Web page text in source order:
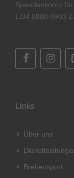
Spendenkonto
LI34 0880 0903
Links
Über uns
Breitensport